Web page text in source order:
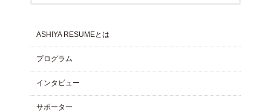
ASHIYA RESUMEとは
プログラム
インタビュー
サポーター